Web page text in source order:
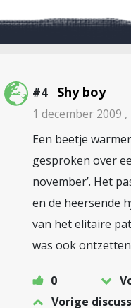
#4 Shy boy
1 december 2009 ,
Een beetje
gesproken over
november’. Het
en de heersende
van het elitaire
was ook
0
Vorige